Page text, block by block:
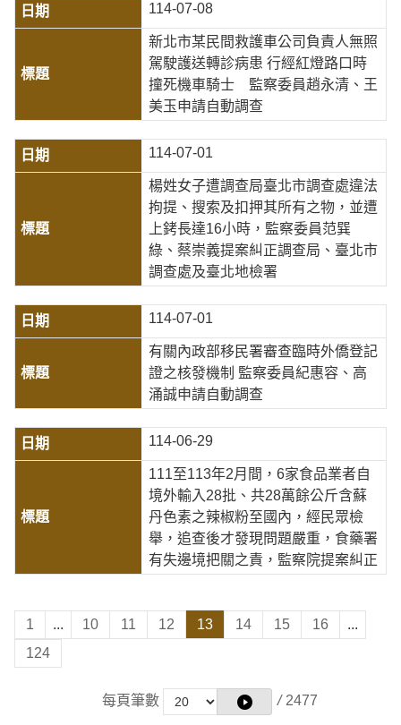
114-07-08
新北市某民間救護車公司負責人無照
駕駛護送轉診病患 行經紅燈路口時
撞死機車騎士 監察委員趙永清、王
美玉申請自動調查
114-07-01
楊姓女子遭調查局臺北市調查處違法
拘提、搜索及扣押其所有之物，並遭
上銬長達16小時，監察委員范巽
綠、蔡崇義提案糾正調查局、臺北市
調查處及臺北地檢署
114-07-01
有關內政部移民署審查臨時外僑登記
證之核發機制 監察委員紀惠容、高
涌誠申請自動調查
114-06-29
111至113年2月間，6家食品業者自
境外輸入28批、共28萬餘公斤含蘇
丹色素之辣椒粉至國內，經民眾檢
舉，追查後才發現問題嚴重，食藥署
有失邊境把關之責，監察院提案糾正
1 ... 10 11 12 13 14 15 16
...
124
每頁筆數 / 2477